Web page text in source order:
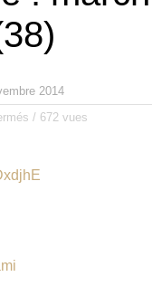
2014
/ 672 vues